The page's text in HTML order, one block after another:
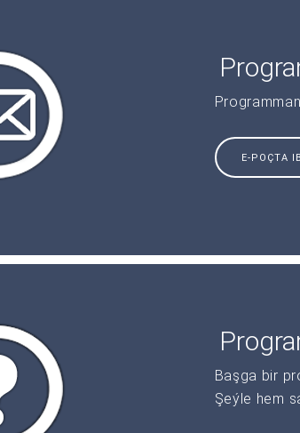
E-POÇTA
Başga bir
Şeýle hem